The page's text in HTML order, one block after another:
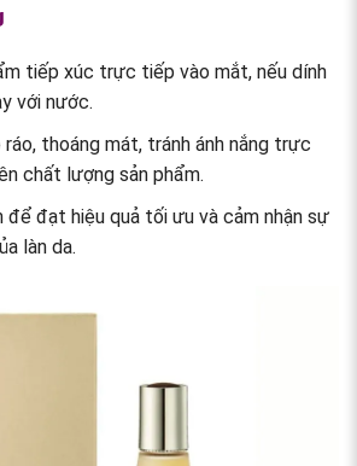
tiếp xúc trực tiếp vào mắt, nếu dính
với nước.
ráo, thoáng mát, tránh ánh nắng trực
chất lượng sản phẩm.
để đạt hiệu quả tối ưu và cảm nhận sự
làn da.